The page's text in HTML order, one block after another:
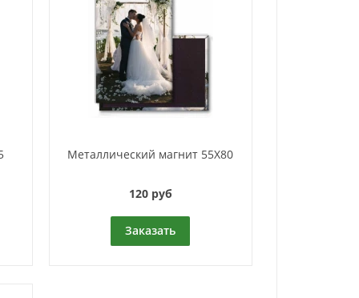
Металлический магнит 55Х80
120 руб
Заказать